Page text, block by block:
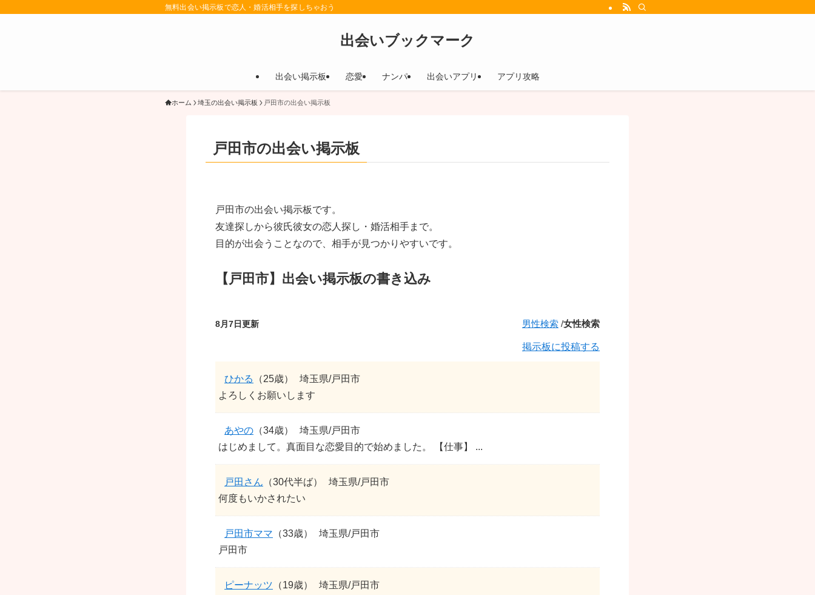
無料出会い掲示板で恋人・婚活相手を探しちゃおう
出会いブックマーク
出会い掲示板 恋愛 ナンパ 出会いアプリ アプリ攻略
ホーム 埼玉の出会い掲示板 戸田市の出会い掲示板
戸田市の出会い掲示板
戸田市の出会い掲示板です。
友達探しから彼氏彼女の恋人探し・婚活相手まで。
目的が出会うことなので、相手が見つかりやすいです。
【戸田市】出会い掲示板の書き込み
8月7日更新 男性検索 /女性検索
掲示板に投稿する
ひかる （25歳）
埼玉県/戸田市
よろしくお願いします
あやの （34歳）
埼玉県/戸田市
はじめまして。真面目な恋愛目的で始めました。 【仕事】 ...
戸田さん （30代半ば）
埼玉県/戸田市
何度もいかされたい
戸田市ママ （33歳）
埼玉県/戸田市
戸田市
ピーナッツ （19歳）
埼玉県/戸田市